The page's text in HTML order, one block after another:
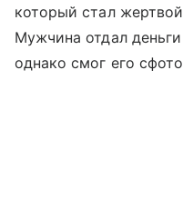
который стал
Мужчина отдал
однако смог его